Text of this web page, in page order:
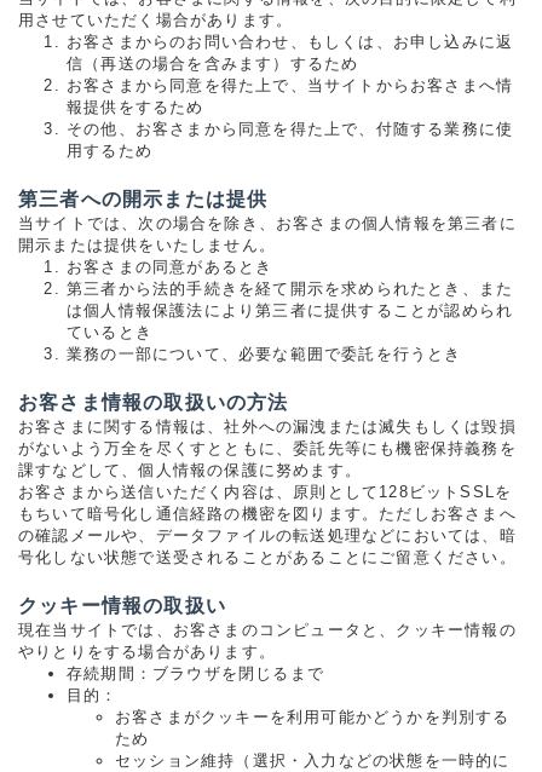
用させていただく場合があります。
お客さまからのお問い合わせ、もしくは、お申し込みに返
信（再送の場合を含みます）するため
お客さまから同意を得た上で、当サイトからお客さまへ情
報提供をするため
その他、お客さまから同意を得た上で、付随する業務に使
用するため
第三者への開示または提供
当サイトでは、次の場合を除き、お客さまの個人情報を第三者に
開示または提供をいたしません。
お客さまの同意があるとき
第三者から法的手続きを経て開示を求められたとき、また
は個人情報保護法により第三者に提供することが認められ
ているとき
業務の一部について、必要な範囲で委託を行うとき
お客さま情報の取扱いの方法
お客さまに関する情報は、社外への漏洩または滅失もしくは毀損
がないよう万全を尽くすとともに、委託先等にも機密保持義務を
課すなどして、個人情報の保護に努めます。
お客さまから送信いただく内容は、原則として128ビットSSLを
もちいて暗号化し通信経路の機密を図ります。ただしお客さまへ
の確認メールや、データファイルの転送処理などにおいては、暗
号化しない状態で送受されることがあることにご留意ください。
クッキー情報の取扱い
現在当サイトでは、お客さまのコンピュータと、クッキー情報の
やりとりをする場合があります。
存続期間：ブラウザを閉じるまで
目的：
お客さまがクッキーを利用可能かどうかを判別する
ため
セッション維持（選択・入力などの状態を一時的に